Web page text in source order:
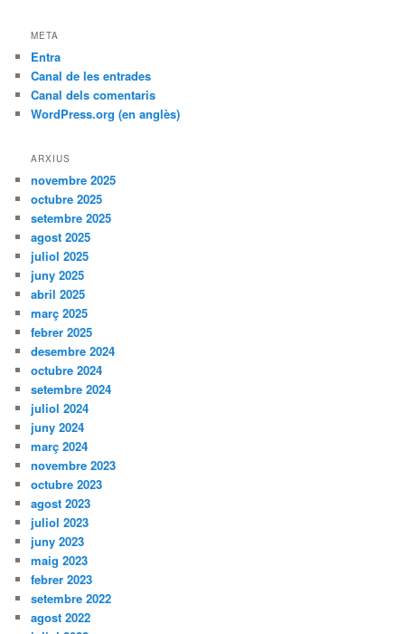
META
Entra
Canal de les entrades
Canal dels comentaris
WordPress.org (en anglès)
ARXIUS
novembre 2025
octubre 2025
setembre 2025
agost 2025
juliol 2025
juny 2025
abril 2025
març 2025
febrer 2025
desembre 2024
octubre 2024
setembre 2024
juliol 2024
juny 2024
març 2024
novembre 2023
octubre 2023
agost 2023
juliol 2023
juny 2023
maig 2023
febrer 2023
setembre 2022
agost 2022